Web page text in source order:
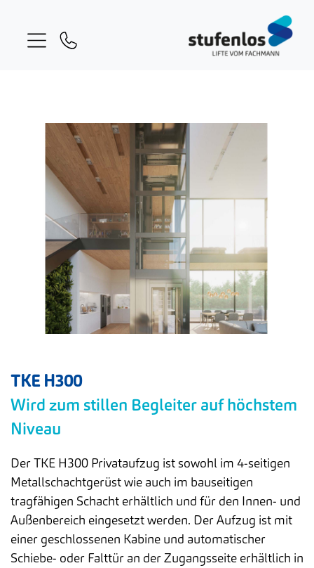
TKE H300
Wird zum stillen Begleiter auf höchstem
Niveau
Der TKE H300 Privataufzug ist sowohl im 4-seitigen
Metallschachtgerüst wie auch im bauseitigen
tragfähigen Schacht erhältlich und für den Innen- und
Außenbereich eingesetzt werden. Der Aufzug ist mit
einer geschlossenen Kabine und automatischer
Schiebe- oder Falttür an der Zugangsseite erhältlich in